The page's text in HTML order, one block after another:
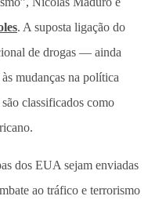
. A suposta ligação do
de drogas — ainda
mudanças na política
classificados como
dos EUA sejam enviadas
ao tráfico e terrorismo